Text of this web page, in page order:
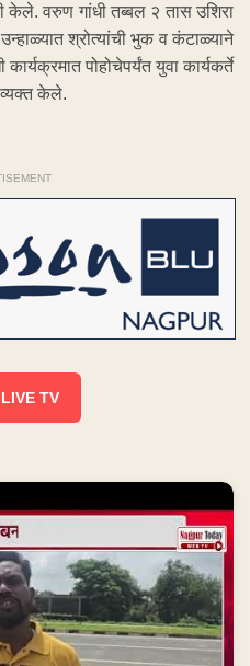
केले. वरुण गांधी तब्बल २ तास उशिरा
श्रोत्यांची भुक व कंटाळ्याने
पोहोचेपर्यंत युवा कार्यकर्ते
केले.
TV